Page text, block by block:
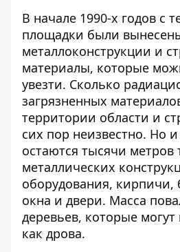
В начале 1990-х годов с
площадки были
металлоконструкции и
материалы, которые
увезти. Сколько
загрязненных
территории области и
сих пор неизвестно. Но
остаются тысячи метров
металлических
оборудования, кирпичи,
окна и двери. Масса
деревьев, которые могут
как дрова.